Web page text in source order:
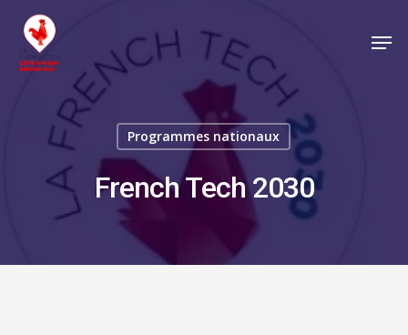
Programmes nationaux
French Tech 2030